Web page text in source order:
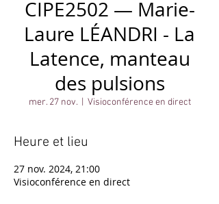
CIPE2502 — Marie-
Laure LÉANDRI - La
Latence, manteau
des pulsions
mer. 27 nov.
  |
Visioconférence en direct
Heure et lieu
27 nov. 2024, 21:00
Visioconférence en direct